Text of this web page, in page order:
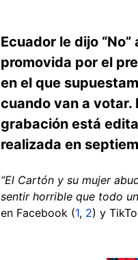
Ecuador le dijo
promovida por el
en el que
cuando van a votar.
grabación está
realizada en
“El Cartón y su mujer
sentir horrible que todo
en Facebook (1, 2) y